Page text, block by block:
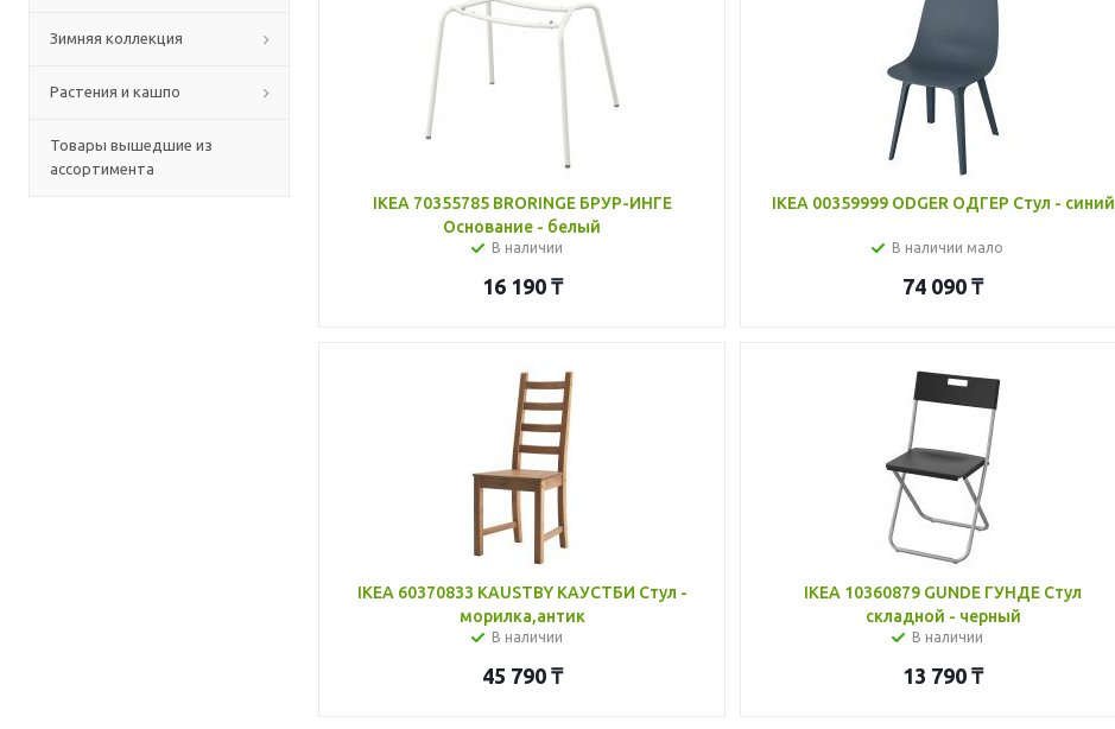
Зимняя коллекция
Растения и кашпо
Товары вышедшие из
ассортимента
IKEA 70355785 BRORINGE БРУР-ИНГЕ
Основание - белый
В наличии
16 190₸
IKEA 00359999 ODGER ОДГЕР Стул - синий
В наличии мало
74 090 ₸
IKEA 60370833 KAUSTBY КАУСТБИ Стул -
морилка,антик
В наличии
45 790₸
IKEA 10360879 GUNDE ГУНДЕ Стул
складной - черный
В наличии
13 790 ₸